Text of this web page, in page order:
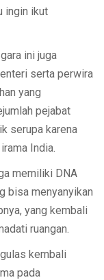
ingin ikut
ini juga
serta perwira
yang
pejabat
serupa karena
India.
memiliki DNA
bisa menyanyikan
yang kembali
ruangan.
kembali
pada